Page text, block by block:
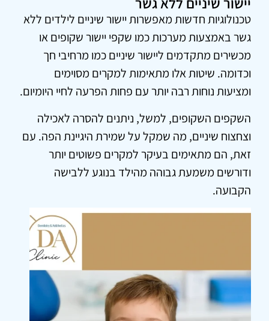
טכנולוגיות חדשות מאפשרות יישור שיניים לילדים ללא
גשר באמצעות מערכות כמו שקפי יישור שקופים או
מכשירים מתקדמים ליישור שיניים כמו מרחיבי חך
וכדומה. שיטות אלו מתאימות למקרים מסוימים
ומציעות נוחות רבה יותר עם פחות הפרעה לחיי היומיום.
השקפים השקופים, למשל, ניתנים להסרה לאכילה
וצחצוח שיניים, מה שמקל על שמירת היגיינת הפה. עם
זאת, הם מתאימים בעיקר למקרים פשוטים יותר
ודורשים משמעת גבוהה מהילד בנוגע ללבישה
הקבועה.